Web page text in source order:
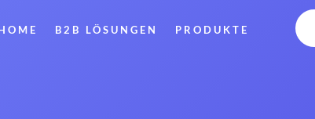
B2B LÖSUNGEN PRODUKTE